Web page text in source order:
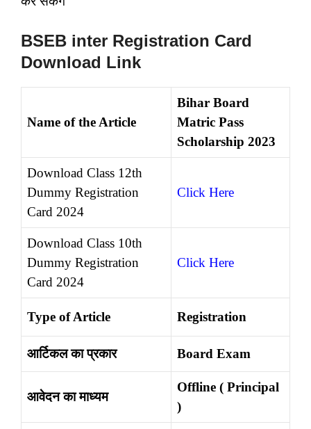
BSEB inter Registration Card
Download Link
Name of the Article
Bihar Board
Matric Pass
Scholarship 2023
Download Class 12th
Dummy Registration
Card 2024
Click Here
Download Class 10th
Dummy Registration
Card 2024
Click Here
Type of Article Registration
आर्टिकल का प्रकार Board Exam
आवेदन का माध्यम
Offline ( Principal
)